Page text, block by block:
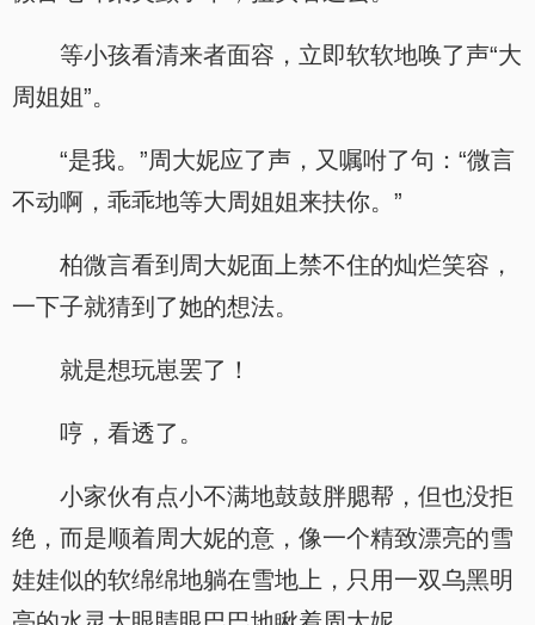
等小孩看清来者面容，立即软软地唤了声“大
周姐姐”。
“是我。”周大妮应了声，又嘱咐了句：“微言
不动啊，乖乖地等大周姐姐来扶你。”
柏微言看到周大妮面上禁不住的灿烂笑容，
一下子就猜到了她的想法。
就是想玩崽罢了！
哼，看透了。
小家伙有点小不满地鼓鼓胖腮帮，但也没拒
绝，而是顺着周大妮的意，像一个精致漂亮的雪
娃娃似的软绵绵地躺在雪地上，只用一双乌黑明